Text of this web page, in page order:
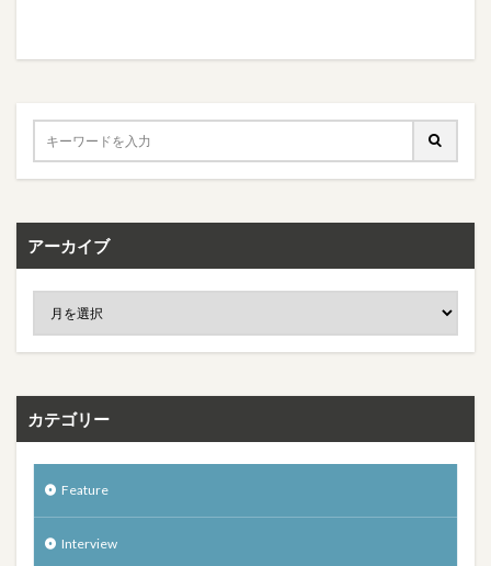
アーカイブ
カテゴリー
Feature
Interview